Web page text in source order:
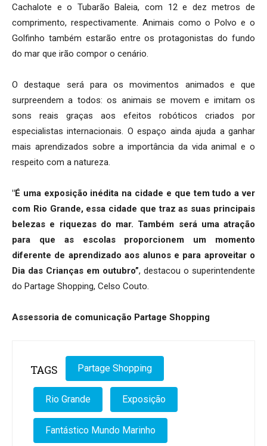
Cachalote e o Tubarão Baleia, com 12 e dez metros de
comprimento, respectivamente. Animais como o Polvo e o
Golfinho também estarão entre os protagonistas do fundo
do mar que irão compor o cenário.
O destaque será para os movimentos animados e que
surpreendem a todos: os animais se movem e imitam os
sons reais graças aos efeitos robóticos criados por
especialistas internacionais. O espaço ainda ajuda a ganhar
mais aprendizados sobre a importância da vida animal e o
respeito com a natureza.
"É uma exposição inédita na cidade e que tem tudo a ver
com Rio Grande, essa cidade que traz as suas principais
belezas e riquezas do mar. Também será uma atração
para que as escolas proporcionem um momento
diferente de aprendizado aos alunos e para aproveitar o
Dia das Crianças em outubro”, destacou o superintendente
do Partage Shopping, Celso Couto.
Assessoria de comunicação Partage Shopping
TAGS Partage Shopping
Rio Grande Exposição
Fantástico Mundo Marinho